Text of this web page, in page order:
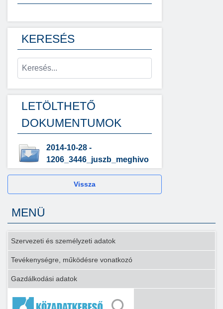
KERESÉS
LETÖLTHETŐ
DOKUMENTUMOK
2014-10-28 -
1206_3446_juszb_meghivo
Vissza
MENÜ
Szervezeti és személyzeti adatok
Tevékenységre, működésre vonatkozó
Gazdálkodási adatok